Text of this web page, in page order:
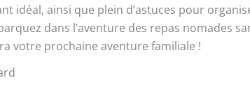
idéal, ainsi que plein d’astuces pour
dans l’aventure des repas nomades
votre prochaine aventure familiale !